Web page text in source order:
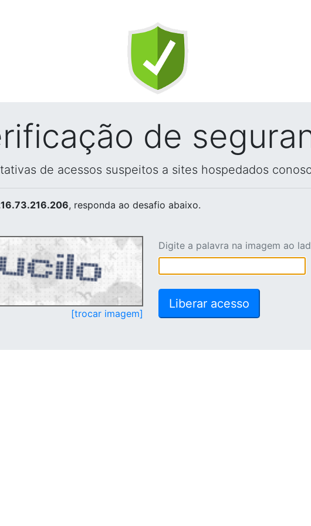
de
de acessos suspeitos a sites hospedados
, responda ao desafio abaixo.
[trocar imagem]
Digite a palavra na imagem ao